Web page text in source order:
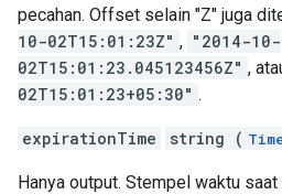
pecahan. Offset selain "Z" juga
10-02T15:01:23Z" , "2014-10-
02T15:01:23.045123456Z" ,
02T15:01:23+05:30" .
expirationTime string (
Hanya output. Stempel waktu saat